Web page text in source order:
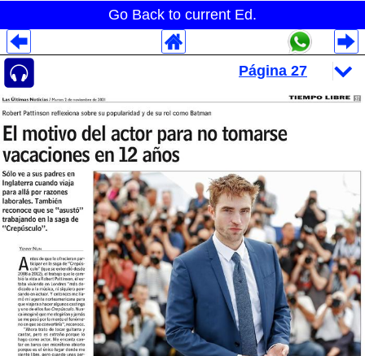
Go Back to current Ed.
Despliegues Analytics
Despliegues Totales
Despliegues por Rubros